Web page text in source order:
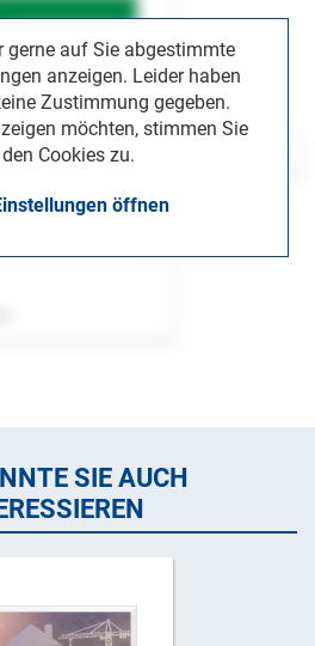
gerne auf Sie abgestimmte
anzeigen. Leider haben
Zustimmung gegeben.
möchten, stimmen Sie
Cookies zu.
öffnen
SIE AUCH